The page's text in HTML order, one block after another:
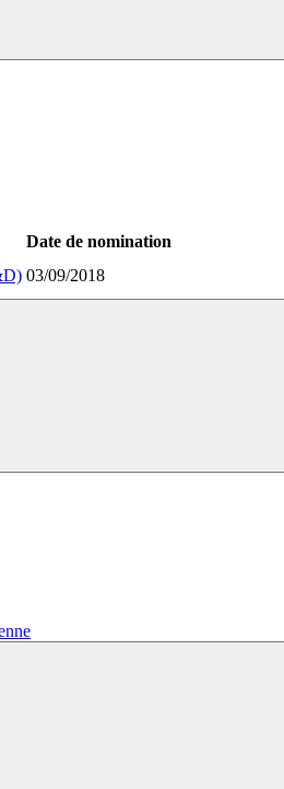
Date de nomination
03/09/2018